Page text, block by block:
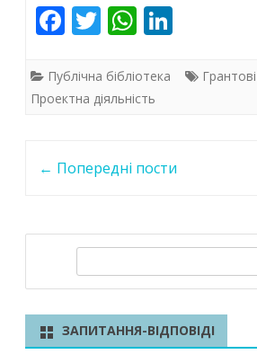
2023
F
e
b
o
T
itt
er
W
at
s
p
k
n
Публічна бібліотека
Проектна діяльність
navigation
← Попередні пости
к
ЗАПИТАННЯ-ВІДПОВІДІ